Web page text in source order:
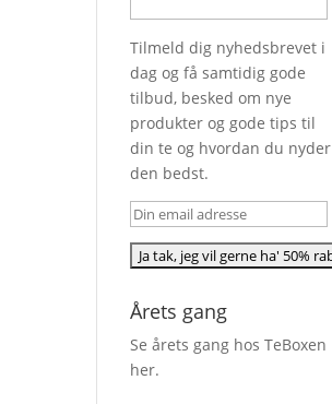
Tilmeld dig nyhedsbrevet i
dag og få samtidig gode
tilbud, besked om nye
produkter og gode tips til
din te og hvordan du nyder
den bedst.
Årets gang
Se årets gang hos TeBoxen
her.